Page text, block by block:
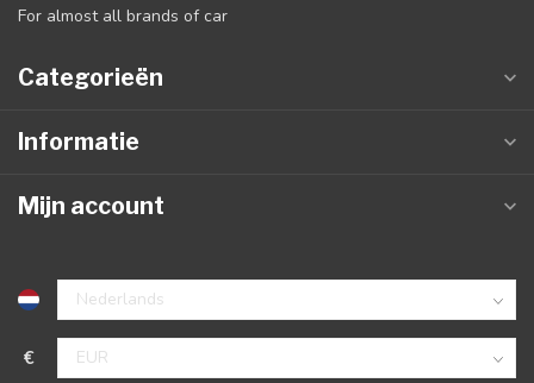
For almost all brands of car
Categorieën
Informatie
Mijn account
€